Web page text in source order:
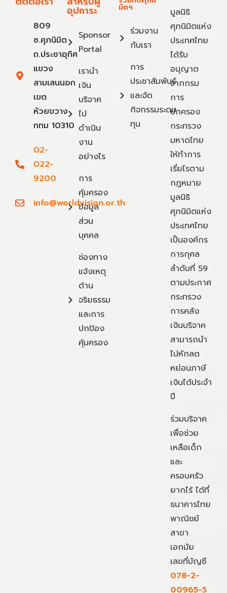
809
ซ.ศุภนิมิต
ถ.ประชาอุทิศ
แขวง
สามเสนนอก
เขต
ห้วยขวาง
กทม 10310
02-
022-
9200
info@worldvision.or.th
อุปการะ
Sponsor
Portal
เรานำ
เงิน
บริจาค
ไป
ดำเนิน
งาน
อย่างไร
การ
คุ้มครอง
ข้อมูล
ส่วน
บุคคล
ช่องทาง
แจ้งเหตุ
ด้าน
จริยธรรม
และการ
ปกป้อง
คุ้มครอง
มิตฯ
ร่วมงาน
กับเรา
การ
ประชาสัมพันธ์
และจัด
กิจกรรมระดม
ทุน
มูลนิธิ
ศุภนิมิตแห่ง
ประเทศไทย
ได้รับ
อนุญาต
จากกรม
การ
ปกครอง
กระทรวง
มหาดไทย
ให้ทำการ
เรี่ยไรตาม
กฎหมาย
มูลนิธิ
ศุภนิมิตแห่ง
ประเทศไทย
เป็นองค์กร
การกุศล
ลำดับที่ 59
ตามประกาศ
กระทรวง
การคลัง
เงินบริจาค
สามารถนำ
ไปหักลด
หย่อนภาษี
เงินได้ประจำ
ปี
ร่วมบริจาค
เพื่อช่วย
เหลือเด็ก
และ
ครอบครัว
ยากไร้ ได้ที่
ธนาคารไทย
พาณิชย์
สาขา
เอกมัย
เลขที่บัญชี
078-2-
00965-5